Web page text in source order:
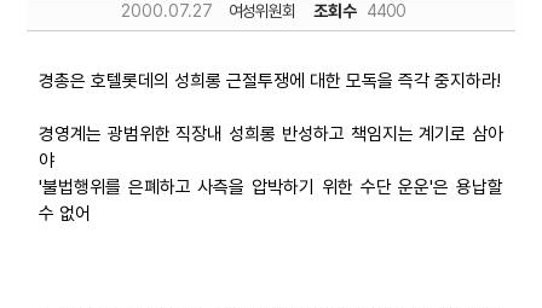
2000.07.27 여성위원회 조회수 4400
경총은 호텔롯데의 성희롱 근절투쟁에 대한 모독을 즉각 중지하라!
경영계는 광범위한 직장내 성희롱 반성하고 책임지는 계기로 삼아
야
'불법행위를 은폐하고 사측을 압박하기 위한 수단 운운'은 용납할
수 없어
자료
부설기관